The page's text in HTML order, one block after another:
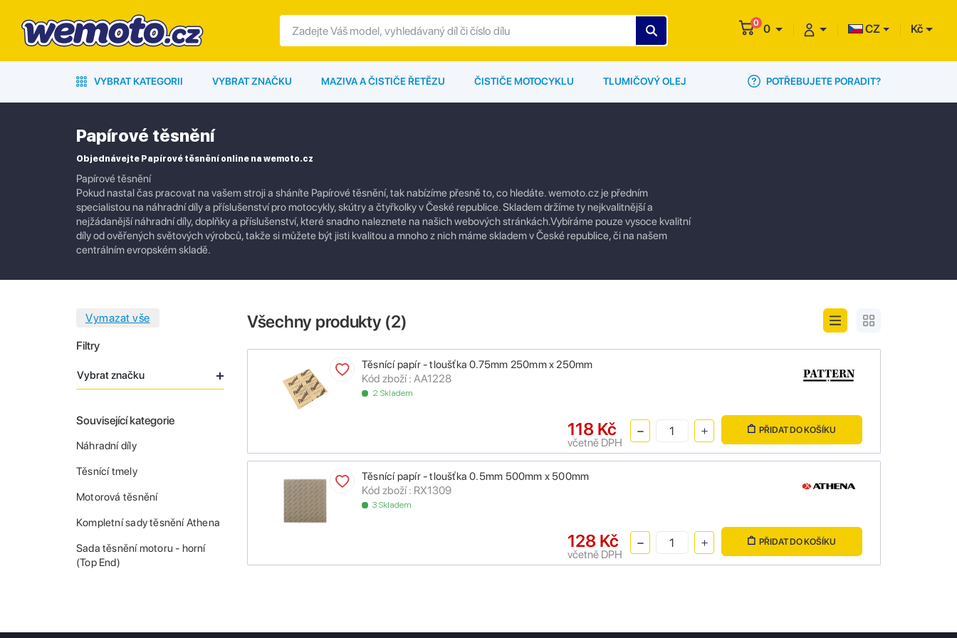
0 0 CZ Kč
VYBRAT KATEGORII VYBRAT ZNAČKU MAZIVA A ČISTIČE ŘETĚZU ČISTIČE MOTOCYKLU TLUMIČOVÝ OLEJ POTŘEBUJETE PORADIT?
Papírové těsnění
Objednávejte Papírové těsnění online na wemoto.cz
Papírové těsnění
Pokud nastal čas pracovat na vašem stroji a sháníte Papírové těsnění, tak nabízíme přesně to, co hledáte. wemoto.cz je předním
specialistou na náhradní díly a příslušenství pro motocykly, skútry a čtyřkolky v České republice. Skladem držíme ty nejkvalitnější a
nejžádanější náhradní díly, doplňky a příslušenství, které snadno naleznete na našich webových stránkách.Vybíráme pouze vysoce kvalitní
díly od ověřených světových výrobců, takže si můžete být jisti kvalitou a mnoho z nich máme skladem v České republice, či na našem
centrálním evropském skladě.
Filtry
Vybrat značku
Související kategorie
Náhradní díly
Těsnící tmely
Motorová těsnění
Kompletní sady těsnění Athena
Sada těsnění motoru - horní
(Top End)
Všechny produkty (2)
Těsnící papír - tloušťka 0.75mm 250mm x 250mm
Kód zboží : AA1228
2 Skladem
118 Kč
včetně DPH
PŘIDAT DO KOŠÍKU
Těsnící papír - tloušťka 0.5mm 500mm x 500mm
Kód zboží : RX1309
3 Skladem
128 Kč
včetně DPH
PŘIDAT DO KOŠÍKU